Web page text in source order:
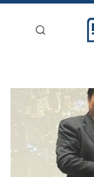
新聞稿分類
登入
刊登